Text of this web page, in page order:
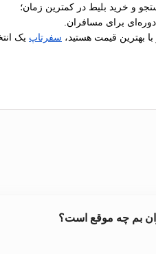
و خرید بلیط در کمترین زمان؛
برای مسافران.
بهترین قیمت هستید، سفرتاپ یک
بم چه موقع است؟